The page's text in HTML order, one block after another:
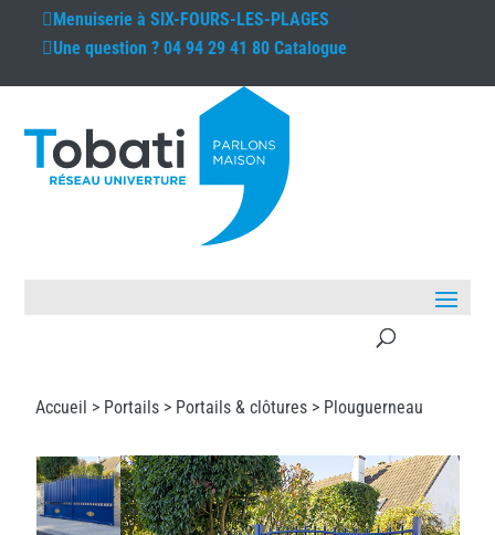
Menuiserie àSIX-FOURS-LES-PLAGES
Une question ?04 94 29 41 80 Catalogue
Accueil > Portails > Portails & clôtures > Plouguerneau